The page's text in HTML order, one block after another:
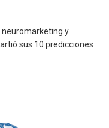
neuromarketing y
sus 10 predicciones